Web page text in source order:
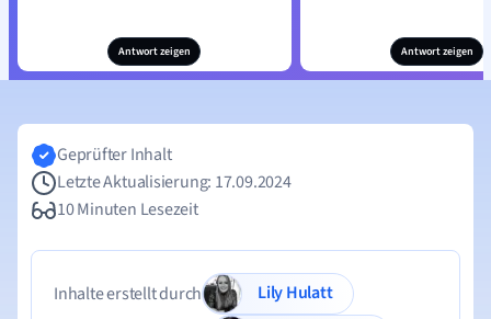
Antwort zeigen Antwort zeigen
Geprüfter Inhalt
Letzte Aktualisierung: 17.09.2024
10 Minuten Lesezeit
Inhalte erstellt durch
Lily Hulatt